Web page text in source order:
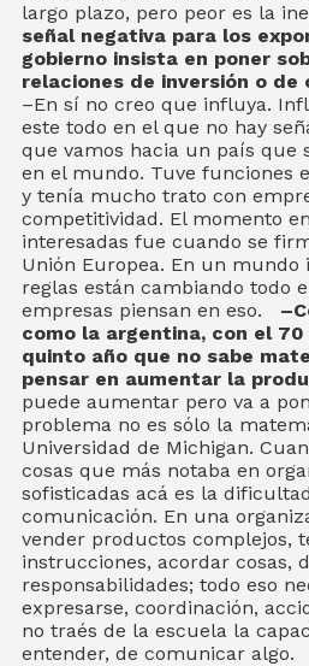
largo plazo, pero peor es la
señal negativa para los
gobierno insista en poner
relaciones de inversión o de
–En sí no creo que influya.
este todo en el que no hay
que vamos hacia un país que
en el mundo. Tuve funciones
y tenía mucho trato con
competitividad. El momento
interesadas fue cuando se
Unión Europea. En un mundo
reglas están cambiando todo
empresas piensan en eso.
como la argentina, con el
quinto año que no sabe
pensar en aumentar la
puede aumentar pero va a
problema no es sólo la
Universidad de Michigan.
cosas que más notaba en
sofisticadas acá es la
comunicación. En una
vender productos complejos,
instrucciones, acordar cosas,
responsabilidades; todo eso
expresarse, coordinación,
no traés de la escuela la
entender, de comunicar algo.